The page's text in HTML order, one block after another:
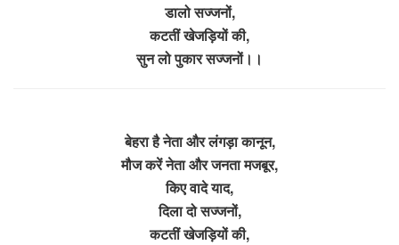
डालो सज्जनों,
कटतीं खेजड़ियों की,
सुन लो पुकार सज्जनों।।
बेहरा है नेता और लंगड़ा कानून,
मौज करें नेता और जनता मजबूर,
किए वादे याद,
दिला दो सज्जनों,
कटतीं खेजड़ियों की,